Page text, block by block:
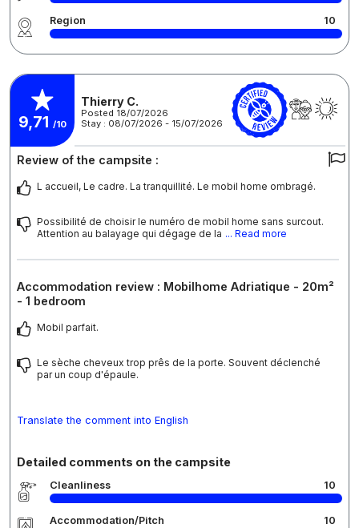
Region 10
9,71 /10
Thierry C.
Posted 18/07/2026
Stay : 08/07/2026 - 15/07/2026
Review of the campsite :
L accueil, Le cadre. La tranquillité. Le mobil home ombragé.
Possibilité de choisir le numéro de mobil home sans surcout.
Attention au balayage qui dégage de la ... Read more
Accommodation review : Mobilhome Adriatique - 20m²
- 1 bedroom
Mobil parfait.
Le sèche cheveux trop prês de la porte. Souvent déclenché
par un coup d'épaule.
Translate the comment into English
Detailed comments on the campsite
Cleanliness 10
Accommodation/Pitch 10